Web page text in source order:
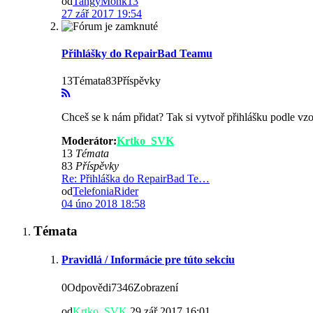
27 zář 2017 19:54
Přihlášky do RepairBad Teamu
13Témata83Příspěvky
Chceš se k nám přidat? Tak si vytvoř přihlášku podle
Moderátor:Krtko_SVK
13 Témata
83 Příspěvky
Re: Přihláška do RepairBad Te…
odTelefoniaRider
04 úno 2018 18:58
Témata
Pravidlá / Informácie pre túto sekciu
0Odpovědi7346Zobrazení